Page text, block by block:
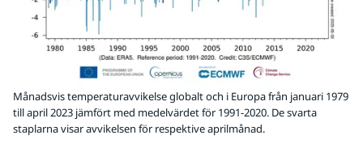
Månadsvis temperaturavvikelse globalt och i Europa från januari 1979
till april 2023 jämfört med medelvärdet för 1991-2020. De svarta
staplarna visar avvikelsen för respektive aprilmånad.